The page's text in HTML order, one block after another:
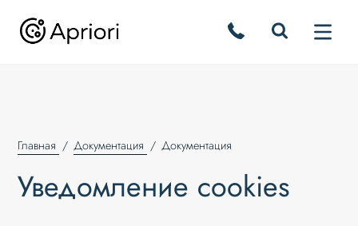
Главная Документация Документация
Уведомление cookies